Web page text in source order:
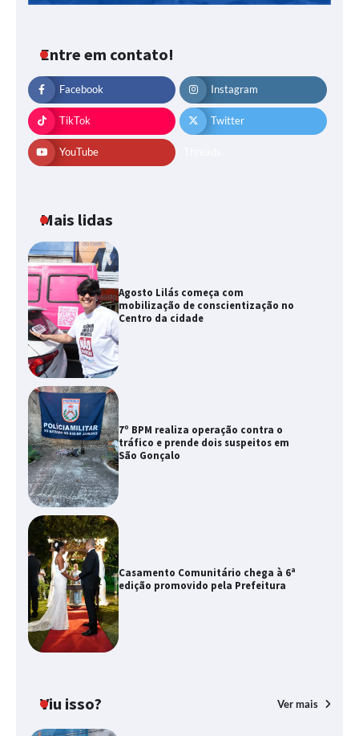
Entre em contato!
Facebook Instagram
TikTok Twitter
YouTube
Mais lidas
Agosto Lilás começa com
mobilização de conscientização no
Centro da cidade
7º BPM realiza operação contra o
tráfico e prende dois suspeitos em
São Gonçalo
Casamento Comunitário chega à 6ª
edição promovido pela Prefeitura
Viu isso? Ver mais